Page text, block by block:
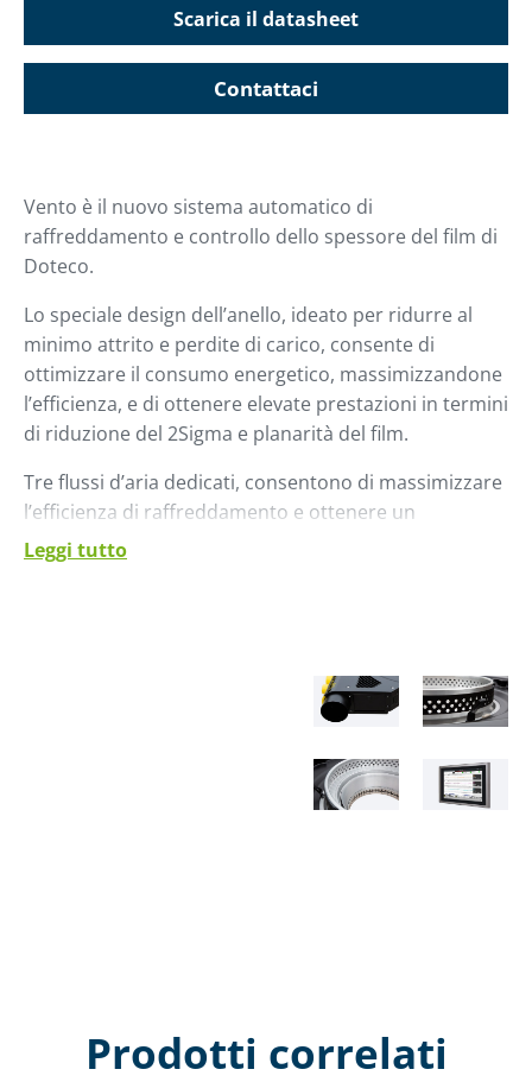
Scarica il datasheet
Contattaci
Vento è il nuovo sistema automatico di
raffreddamento e controllo dello spessore del film di
Doteco.
Lo speciale design dell’anello, ideato per ridurre al
minimo attrito e perdite di carico, consente di
ottimizzare il consumo energetico, massimizzandone
l’efficienza, e di ottenere elevate prestazioni in termini
di riduzione del 2Sigma e planarità del film.
Tre flussi d’aria dedicati, consentono di massimizzare
l’efficienza di raffreddamento e ottenere un
incremento della portata di produzione.
controllo automatico (Vento ST), per processi dove è
richiesto solamente il raffreddamento del film.
Leggi tutto
Prodotti correlati